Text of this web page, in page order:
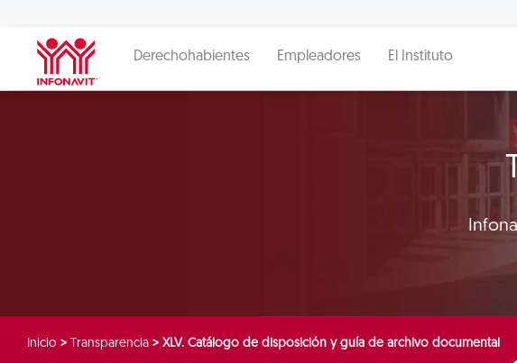
Derechohabientes Empleadores El Instituto
Inicio > Transparencia > XLV. Catálogo de disposición y guía de archivo documental